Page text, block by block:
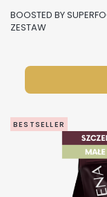
BOOSTED BY
ZESTAW
BESTSELLER